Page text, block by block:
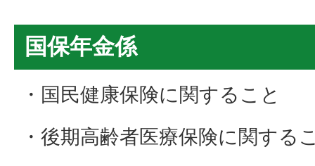
国保年金係
・国民健康保険に関すること
・後期高齢者医療保険に関する